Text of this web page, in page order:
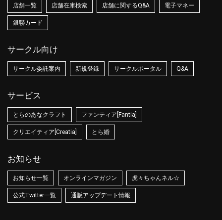
店舗一覧 店舗在庫検索 店舗に関するQ&A 電子マネー
銀聯カード
サークル向け
サークル委託案内 新規登録 サークルポータル Q&A
サービス
とらのあなクラフト ファンティア[Fantia]
クリエイティア[Creatia] とら婚
お知らせ
お知らせ一覧 オンラインマガジン 虎々ちゃんネル☆
公式Twitter一覧 通販アップデート情報